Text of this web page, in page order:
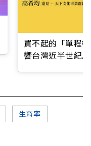
買不起的「單程
響台灣近半世紀
生育率